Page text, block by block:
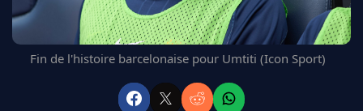
ARSENAL
BAYERN
L'AVIS DE LA RÉDAC'
Fin de l'histoire barcelonaise pour Umtiti (Icon Sport)